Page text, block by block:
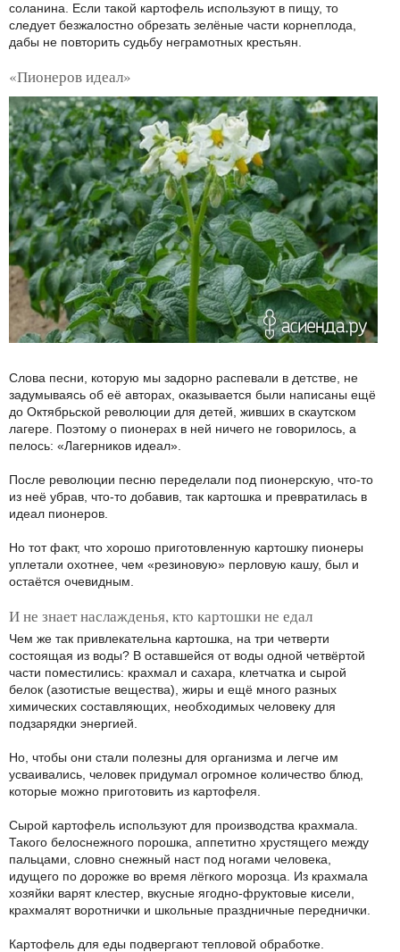
соланина. Если такой картофель используют в пищу, то
следует безжалостно обрезать зелёные части корнеплода,
дабы не повторить судьбу неграмотных крестьян.
«Пионеров идеал»
Слова песни, которую мы задорно распевали в детстве, не
задумываясь об её авторах, оказывается были написаны ещё
до Октябрьской революции для детей, живших в скаутском
лагере. Поэтому о пионерах в ней ничего не говорилось, а
пелось: «Лагерников идеал».
После революции песню переделали под пионерскую, что-то
из неё убрав, что-то добавив, так картошка и превратилась в
идеал пионеров.
Но тот факт, что хорошо приготовленную картошку пионеры
уплетали охотнее, чем «резиновую» перловую кашу, был и
остаётся очевидным.
И не знает наслажденья, кто картошки не едал
Чем же так привлекательна картошка, на три четверти
состоящая из воды? В оставшейся от воды одной четвёртой
части поместились: крахмал и сахара, клетчатка и сырой
белок (азотистые вещества), жиры и ещё много разных
химических составляющих, необходимых человеку для
подзарядки энергией.
Но, чтобы они стали полезны для организма и легче им
усваивались, человек придумал огромное количество блюд,
которые можно приготовить из картофеля.
Сырой картофель используют для производства крахмала.
Такого белоснежного порошка, аппетитно хрустящего между
пальцами, словно снежный наст под ногами человека,
идущего по дорожке во время лёгкого морозца. Из крахмала
хозяйки варят клестер, вкусные ягодно-фруктовые кисели,
крахмалят воротнички и школьные праздничные переднички.
Картофель для еды подвергают тепловой обработке.